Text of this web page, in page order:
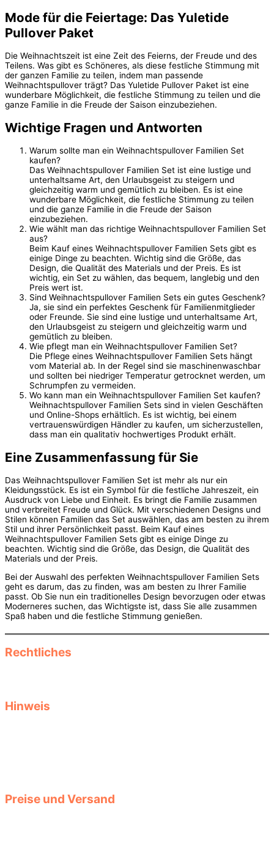
Mode für die Feiertage: Das Yuletide
Pullover Paket
Die Weihnachtszeit ist eine Zeit des Feierns, der Freude und des
Teilens. Was gibt es Schöneres, als diese festliche Stimmung mit
der ganzen Familie zu teilen, indem man passende
Weihnachtspullover trägt? Das Yuletide Pullover Paket ist eine
wunderbare Möglichkeit, die festliche Stimmung zu teilen und die
ganze Familie in die Freude der Saison einzubeziehen.
Wichtige Fragen und Antworten
Warum sollte man ein Weihnachtspullover Familien Set
kaufen?
Das Weihnachtspullover Familien Set ist eine lustige und
unterhaltsame Art, den Urlaubsgeist zu steigern und
gleichzeitig warm und gemütlich zu bleiben. Es ist eine
wunderbare Möglichkeit, die festliche Stimmung zu teilen
und die ganze Familie in die Freude der Saison
einzubeziehen.
Wie wählt man das richtige Weihnachtspullover Familien Set
aus?
Beim Kauf eines Weihnachtspullover Familien Sets gibt es
einige Dinge zu beachten. Wichtig sind die Größe, das
Design, die Qualität des Materials und der Preis. Es ist
wichtig, ein Set zu wählen, das bequem, langlebig und den
Preis wert ist.
Sind Weihnachtspullover Familien Sets ein gutes Geschenk?
Ja, sie sind ein perfektes Geschenk für Familienmitglieder
oder Freunde. Sie sind eine lustige und unterhaltsame Art,
den Urlaubsgeist zu steigern und gleichzeitig warm und
gemütlich zu bleiben.
Wie pflegt man ein Weihnachtspullover Familien Set?
Die Pflege eines Weihnachtspullover Familien Sets hängt
vom Material ab. In der Regel sind sie maschinenwaschbar
und sollten bei niedriger Temperatur getrocknet werden, um
Schrumpfen zu vermeiden.
Wo kann man ein Weihnachtspullover Familien Set kaufen?
Weihnachtspullover Familien Sets sind in vielen Geschäften
und Online-Shops erhältlich. Es ist wichtig, bei einem
vertrauenswürdigen Händler zu kaufen, um sicherzustellen,
dass man ein qualitativ hochwertiges Produkt erhält.
Eine Zusammenfassung für Sie
Das Weihnachtspullover Familien Set ist mehr als nur ein
Kleidungsstück. Es ist ein Symbol für die festliche Jahreszeit, ein
Ausdruck von Liebe und Einheit. Es bringt die Familie zusammen
und verbreitet Freude und Glück. Mit verschiedenen Designs und
Stilen können Familien das Set auswählen, das am besten zu ihrem
Stil und ihrer Persönlichkeit passt. Beim Kauf eines
Weihnachtspullover Familien Sets gibt es einige Dinge zu
beachten. Wichtig sind die Größe, das Design, die Qualität des
Materials und der Preis.
Bei der Auswahl des perfekten Weihnachtspullover Familien Sets
geht es darum, das zu finden, was am besten zu Ihrer Familie
passt. Ob Sie nun ein traditionelles Design bevorzugen oder etwas
Moderneres suchen, das Wichtigste ist, dass Sie alle zusammen
Spaß haben und die festliche Stimmung genießen.
Rechtliches
Hinweis
Preise und Versand